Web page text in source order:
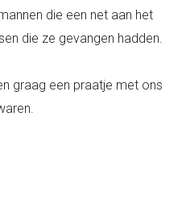
die een net aan het
die ze gevangen hadden.
graag een praatje met ons